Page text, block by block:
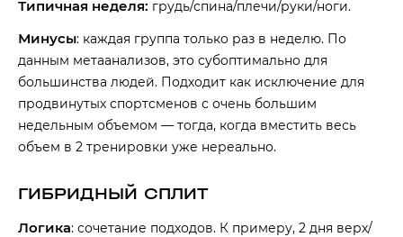
Типичная неделя: грудь/спина/плечи/руки/ноги.
Минусы: каждая группа только раз в неделю. По
данным метаанализов, это субоптимально для
большинства людей. Подходит как исключение для
продвинутых спортсменов с очень большим
недельным объемом — тогда, когда вместить весь
объем в 2 тренировки уже нереально.
ГИБРИДНЫЙ СПЛИТ
Логика: сочетание подходов. К примеру, 2 дня верх/